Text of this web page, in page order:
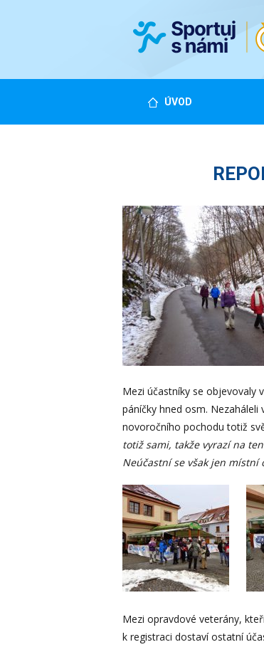
ÚVOD
Mezi účastníky se objevovaly
páníčky hned osm.
novoročního pochodu totiž
totiž sami, takže vyrazí na
Neúčastní se však jen místní
Mezi opravdové veterány,
k registraci dostaví ostatní